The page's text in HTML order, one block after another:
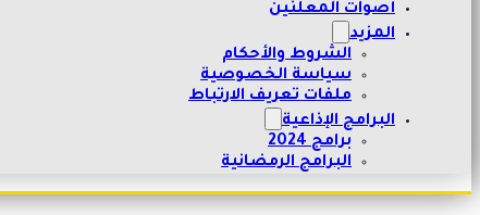
أصوات المعلنين
المزيد
الشروط والأحكام
سياسة الخصوصية
ملفات تعريف الارتباط
البرامج الإذاعية
برامج 2024
البرامج الرمضانية